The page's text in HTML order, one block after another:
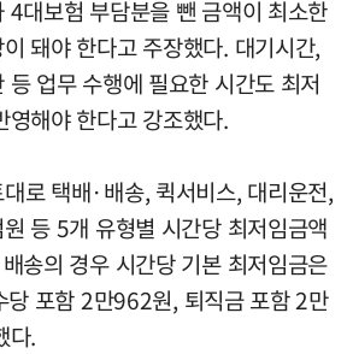
4대보험 부담분을 뺀 금액이 최소한
돼야 한다고 주장했다. 대기시간,
등 업무 수행에 필요한 시간도 최저
영해야 한다고 강조했다.
로 택배·배송, 퀵서비스, 대리운전,
등 5개 유형별 시간당 최저임금액
송의 경우 시간당 기본 최저임금은
포함 2만962원, 퇴직금 포함 2만
다.